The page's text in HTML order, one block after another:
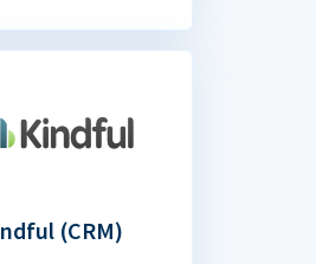
(CRM)